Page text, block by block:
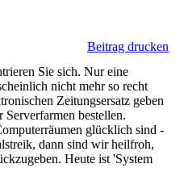
Beitrag drucken
Sie sich. Nur eine
nicht mehr so recht
Zeitungsersatz geben
bestellen.
glücklich sind -
dann sind wir heilfroh,
Heute ist 'System